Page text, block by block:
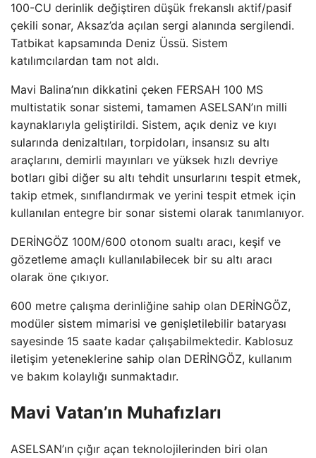
100-CU derinlik değiştiren düşük frekanslı aktif/pasif
çekili sonar, Aksaz’da açılan sergi alanında sergilendi.
Tatbikat kapsamında Deniz Üssü. Sistem
katılımcılardan tam not aldı.
Mavi Balina’nın dikkatini çeken FERSAH 100 MS
multistatik sonar sistemi, tamamen ASELSAN’ın milli
kaynaklarıyla geliştirildi. Sistem, açık deniz ve kıyı
sularında denizaltıları, torpidoları, insansız su altı
araçlarını, demirli mayınları ve yüksek hızlı devriye
botları gibi diğer su altı tehdit unsurlarını tespit etmek,
takip etmek, sınıflandırmak ve yerini tespit etmek için
kullanılan entegre bir sonar sistemi olarak tanımlanıyor.
DERİNGÖZ 100M/600 otonom sualtı aracı, keşif ve
gözetleme amaçlı kullanılabilecek bir su altı aracı
olarak öne çıkıyor.
600 metre çalışma derinliğine sahip olan DERİNGÖZ,
modüler sistem mimarisi ve genişletilebilir bataryası
sayesinde 15 saate kadar çalışabilmektedir. Kablosuz
iletişim yeteneklerine sahip olan DERİNGÖZ, kullanım
ve bakım kolaylığı sunmaktadır.
Mavi Vatan’ın Muhafızları
ASELSAN’ın çığır açan teknolojilerinden biri olan